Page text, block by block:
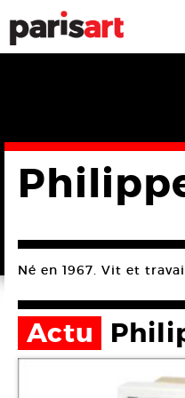
Né en 1967. Vit et
Actu